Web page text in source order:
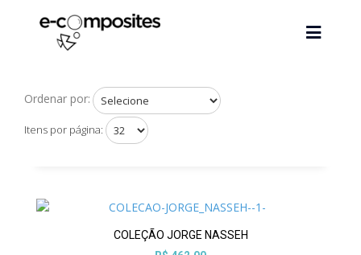
Ordenar por:
Itens por página:
COLEÇÃO JORGE NASSEH